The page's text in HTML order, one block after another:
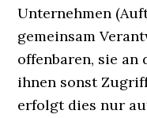
Unternehmen
gemeinsam
offenbaren, sie
ihnen sonst
erfolgt dies nur